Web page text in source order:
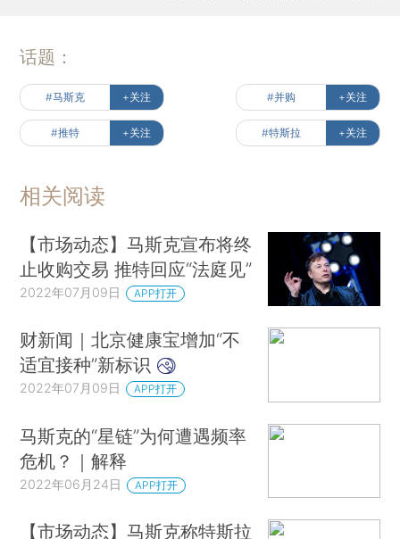
话题：
#马斯克 +关注 #并购 +关注
#推特 +关注 #特斯拉 +关注
相关阅读
【市场动态】马斯克宣布将终
止收购交易 推特回应“法庭见”
2022年07月09日 APP打开
财新闻｜北京健康宝增加“不
适宜接种”新标识
2022年07月09日 APP打开
马斯克的“星链”为何遭遇频率
危机？｜解释
2022年06月24日 APP打开
【市场动态】马斯克称特斯拉